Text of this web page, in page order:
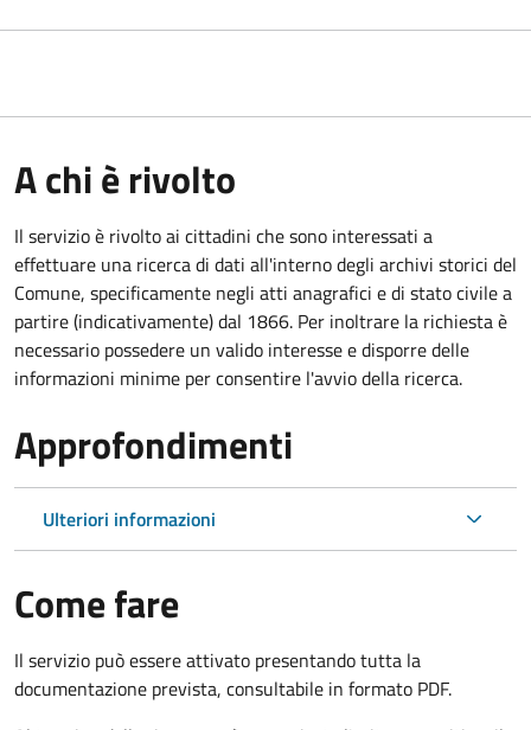
A chi è rivolto
Il servizio è rivolto ai cittadini che sono interessati a
effettuare una ricerca di dati all'interno degli archivi storici del
Comune, specificamente negli atti anagrafici e di stato civile a
partire (indicativamente) dal 1866. Per inoltrare la richiesta è
necessario possedere un valido interesse e disporre delle
informazioni minime per consentire l'avvio della ricerca.
Approfondimenti
Ulteriori informazioni
Come fare
Il servizio può essere attivato presentando tutta la
documentazione prevista, consultabile in formato PDF.